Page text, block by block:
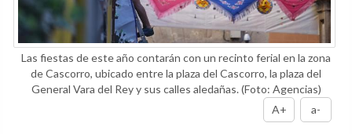
Las fiestas de este año contarán con un recinto ferial en la zona
de Cascorro, ubicado entre la plaza del Cascorro, la plaza del
General Vara del Rey y sus calles aledañas.(Foto: Agencias)
A+
a-